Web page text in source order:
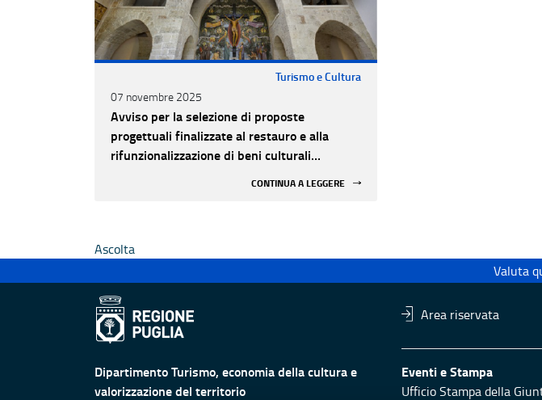
Turismo e Cultura
07 novembre 2025
Avviso per la selezione di proposte
progettuali finalizzate al restauro e alla
rifunzionalizzazione di beni culturali
CONTINUA A LEGGERE
Ascolta
Valuta
Area riservata
Dipartimento Turismo, economia della cultura e
valorizzazione del territorio
Eventi e Stampa
Ufficio Stampa della